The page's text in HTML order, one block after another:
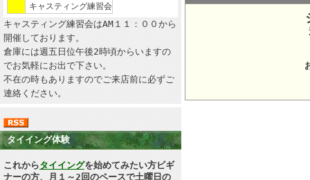
キャスティング練習会
キャスティング練習会はAM１１：００から
開催しております。
倉庫には週五日位午後2時頃からいますの
でお気軽にお出で下さい。
不在の時もありますのでご来店前に必ずご
連絡ください。
タイイング体験
これからタイイングを始めてみたい方ビギ
ナーの方、月１～2回のペースで土曜日の